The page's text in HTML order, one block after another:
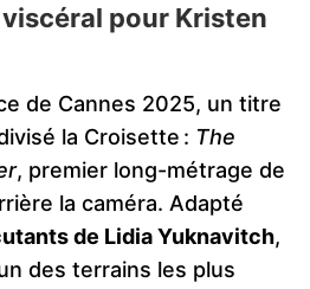
pour Kristen
de Cannes 2025, un titre
la Croisette : The
, premier long-métrage de
la caméra. Adapté
de Lidia Yuknavitch,
des terrains les plus